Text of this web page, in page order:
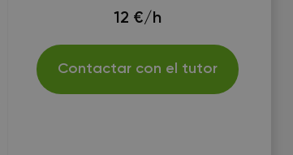
12 €/h
Contactar con el tutor